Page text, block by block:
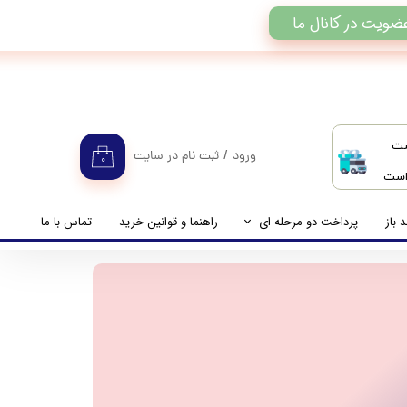
است
۰ ورود / ثبت نام در سایت
تغییر گذر واژه باز پرداخت دو مرحله ای
راهنمای پرداخت دو مرحله ای
راهنما و قوانین خرید تماس با ما
در کانال ما